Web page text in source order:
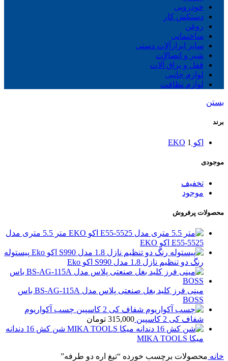
خودرویی
دستکش کار
روغن
ساختمانی
سایز ابزارآلات دستی
شیر و اتصالات
قفل و یراق آلات
لوازم جانبی
لوازم نظافت
بستن
برند
اکو EKO 1
موجودی
تخفیف
موجود
محصولات پرفروش
متر 5.5 متری مدل
E55-5525 اکو EKO
پیستوله
رنگ دو تنظیم نازل 1.8 مدل S990 اکو Eko
مینی فرز کلید بغل صنعتی پلاس مدل BS-AG-115A باس
BOSS
چسب آکواریوم
شفاف کی 2 کاسپین
315,000 تومان
شن کش 16 دندانه
میکا MIKA TOOLS
خانه محصولات برچسب خورده “تیغ اره دو طرفه”